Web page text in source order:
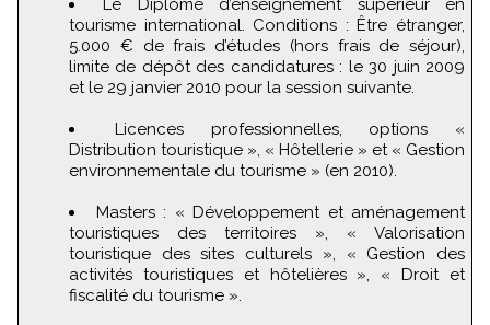
tourisme international. Conditions : Être étranger,
5.000 € de frais d’études (hors frais de séjour),
limite de dépôt des candidatures : le 30 juin 2009
et le 29 janvier 2010 pour la session suivante.
Licences professionnelles, options «
Distribution touristique », « Hôtellerie » et « Gestion
environnementale du tourisme » (en 2010).
Masters : « Développement et aménagement
touristiques des territoires », « Valorisation
touristique des sites culturels », « Gestion des
activités touristiques et hôtelières », « Droit et
fiscalité du tourisme ».